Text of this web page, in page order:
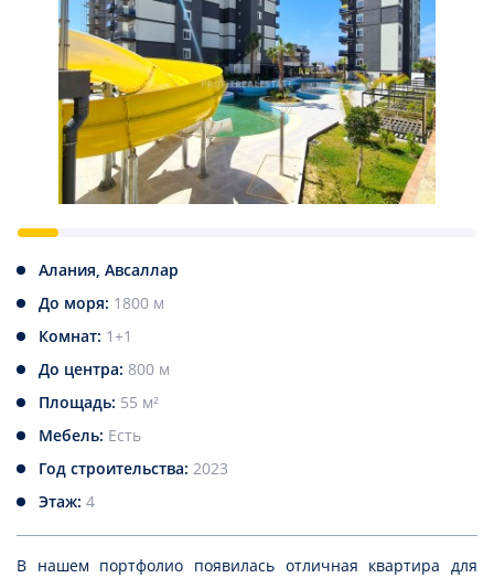
Алания, Авсаллар
До моря: 1800 м
Комнат: 1+1
До центра: 800 м
Площадь: 55 м²
Мебель: Есть
Год строительства: 2023
Этаж: 4
В нашем портфолио появилась отличная квартира для